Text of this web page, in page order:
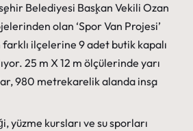
Belediyesi Başkan Vekili Ozan
olan ‘Spor Van Projesi’
ilçelerine 9 adet butik kapalı
25 m X 12 m ölçülerinde yarı
980 metrekarelik alanda inşa
yüzme kursları ve su sporları